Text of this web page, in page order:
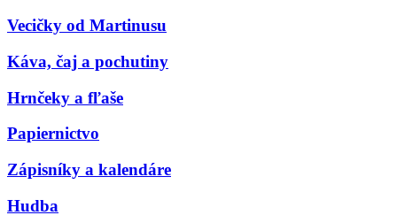
Vecičky od Martinusu
Káva, čaj a pochutiny
Hrnčeky a fľaše
Papiernictvo
Zápisníky a kalendáre
Hudba